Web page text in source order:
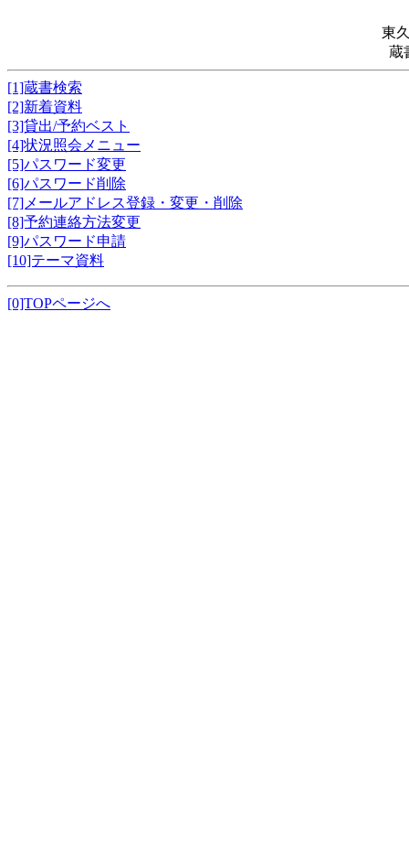
東
蔵
[1]蔵書検索
[2]新着資料
[3]貸出/予約ベスト
[4]状況照会メニュー
[5]パスワード変更
[6]パスワード削除
[7]メールアドレス登録・変更・削除
[8]予約連絡方法変更
[9]パスワード申請
[10]テーマ資料
[0]TOPページへ